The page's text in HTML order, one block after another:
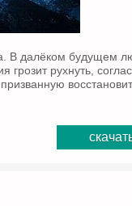
В далёком будущем
рухнуть,